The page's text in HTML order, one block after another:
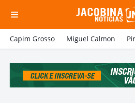
Capim Grosso Miguel Calmon